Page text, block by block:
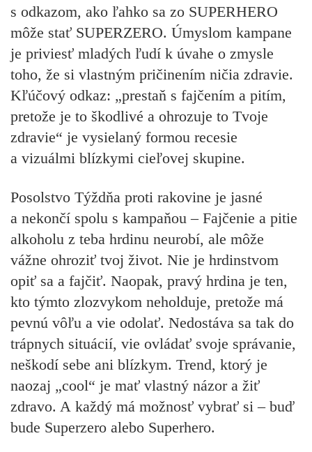
s odkazom, ako ľahko sa zo SUPERHERO
môže stať SUPERZERO. Úmyslom kampane
je priviesť mladých ľudí k úvahe o zmysle
toho, že si vlastným pričinením ničia zdravie.
Kľúčový odkaz: „prestaň s fajčením a pitím,
pretože je to škodlivé a ohrozuje to Tvoje
zdravie“ je vysielaný formou recesie
a vizuálmi blízkymi cieľovej skupine.
Posolstvo Týždňa proti rakovine je jasné
a nekončí spolu s kampaňou – Fajčenie a pitie
alkoholu z teba hrdinu neurobí, ale môže
vážne ohroziť tvoj život. Nie je hrdinstvom
opiť sa a fajčiť. Naopak, pravý hrdina je ten,
kto týmto zlozvykom neholduje, pretože má
pevnú vôľu a vie odolať. Nedostáva sa tak do
trápnych situácií, vie ovládať svoje správanie,
neškodí sebe ani blízkym. Trend, ktorý je
naozaj „cool“ je mať vlastný názor a žiť
zdravo. A každý má možnosť vybrať si – buď
bude Superzero alebo Superhero.